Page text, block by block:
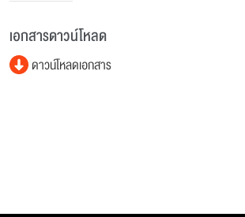
เอกสารดาวน์โหลด
ดาวน์โหลดเอกสาร